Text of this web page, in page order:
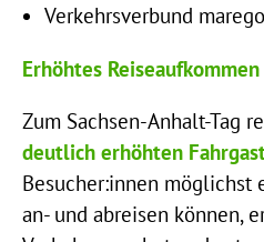
Verkehrsverbund marego
Erhöhtes
Zum Sachsen-Anhalt-Tag
deutlich erhöhten
Besucher:innen möglichst
an- und abreisen können,